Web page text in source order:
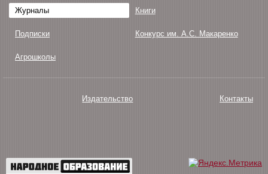
Журналы Книги
Подписки Конкурс им. А.С. Макаренко
Агрошколы
Издательство Контакты